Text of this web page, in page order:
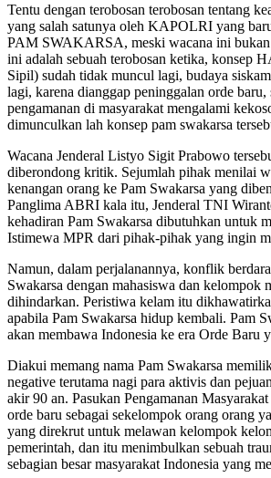
Tentu dengan terobosan terobosan tentang
yang salah satunya oleh KAPOLRI yang
PAM SWAKARSA, meski wacana ini bukan
ini adalah sebuah terobosan ketika, konsep
Sipil) sudah tidak muncul lagi, budaya
lagi, karena dianggap peninggalan orde baru,
pengamanan di masyarakat mengalami
dimunculkan lah konsep pam swakarsa
Wacana Jenderal Listyo Sigit Prabowo
diberondong kritik. Sejumlah pihak menilai
kenangan orang ke Pam Swakarsa yang
Panglima ABRI kala itu, Jenderal TNI
kehadiran Pam Swakarsa dibutuhkan untuk
Istimewa MPR dari pihak-pihak yang ingin
Namun, dalam perjalanannya, konflik
Swakarsa dengan mahasiswa dan kelompok
dihindarkan. Peristiwa kelam itu
apabila Pam Swakarsa hidup kembali. Pam
akan membawa Indonesia ke era Orde Baru
Diakui memang nama Pam Swakarsa
negative terutama nagi para aktivis dan
akir 90 an. Pasukan Pengamanan
orde baru sebagai sekelompok orang orang
yang direkrut untuk melawan kelompok
pemerintah, dan itu menimbulkan sebuah
sebagian besar masyarakat Indonesia yang